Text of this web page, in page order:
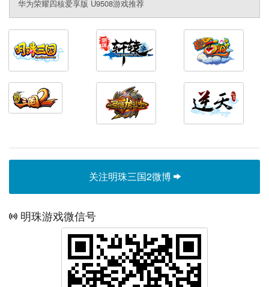
华为荣耀四核爱享版 U9508游戏推荐
关注明珠三国2微博
明珠游戏微信号